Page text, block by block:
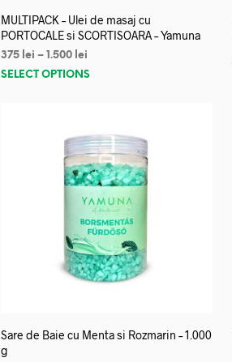
MULTIPACK – Ulei de masaj cu
PORTOCALE si SCORTISOARA – Yamuna
375 lei – 1.500 lei
SELECT OPTIONS
Sare de Baie cu Menta si Rozmarin – 1.000
g